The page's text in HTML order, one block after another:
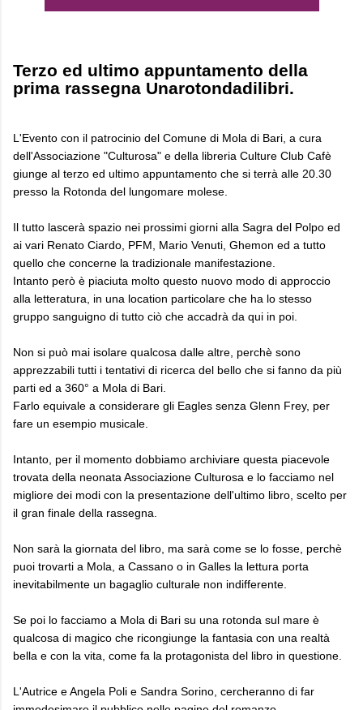
Terzo ed ultimo appuntamento della
prima rassegna Unarotondadilibri.
L'Evento con il patrocinio del Comune di Mola di Bari, a cura
dell'Associazione "Culturosa" e della libreria Culture Club Cafè
giunge al terzo ed ultimo appuntamento che si terrà alle 20.30
presso la Rotonda del lungomare molese.
Il tutto lascerà spazio nei prossimi giorni alla Sagra del Polpo ed
ai vari Renato Ciardo, PFM, Mario Venuti, Ghemon ed a tutto
quello che concerne la tradizionale manifestazione.
Intanto però è piaciuta molto questo nuovo modo di approccio
alla letteratura, in una location particolare che ha lo stesso
gruppo sanguigno di tutto ciò che accadrà da qui in poi.
Non si può mai isolare qualcosa dalle altre, perchè sono
apprezzabili tutti i tentativi di ricerca del bello che si fanno da più
parti ed a 360° a Mola di Bari.
Farlo equivale a considerare gli Eagles senza Glenn Frey, per
fare un esempio musicale.
Intanto, per il momento dobbiamo archiviare questa piacevole
trovata della neonata Associazione Culturosa e lo facciamo nel
migliore dei modi con la presentazione dell'ultimo libro, scelto per
il gran finale della rassegna.
Non sarà la giornata del libro, ma sarà come se lo fosse, perchè
puoi trovarti a Mola, a Cassano o in Galles la lettura porta
inevitabilmente un bagaglio culturale non indifferente.
Se poi lo facciamo a Mola di Bari su una rotonda sul mare è
qualcosa di magico che ricongiunge la fantasia con una realtà
bella e con la vita, come fa la protagonista del libro in questione.
L'Autrice e Angela Poli e Sandra Sorino, cercheranno di far